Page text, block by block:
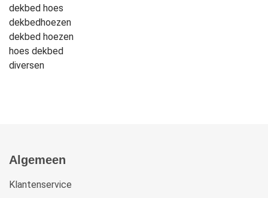
dekbed hoes
dekbedhoezen
dekbed hoezen
hoes dekbed
diversen
Algemeen
Klantenservice